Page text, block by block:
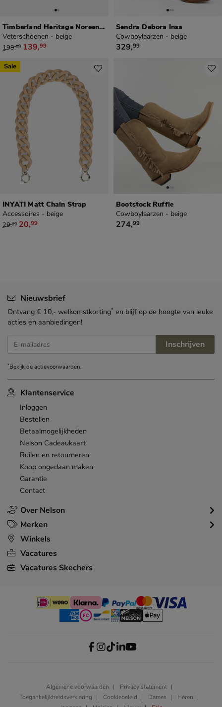
Timberland Heritage Noreen 3-Eye Lug
Veterschoenen - beige
van € 199,99 voor € 139,99
199,99 139,99
Sendra Debora Insa
Cowboylaarzen - beige
€ 329,99
329,99
INYATI Matt Chain Strap
Accessoires - beige
van € 29,99 voor € 20,99
29,99 20,99
Sale
Bootstock Ruffle
Cowboylaarzen - beige
€ 274,99
274,99
Over Nelson
Klantenservice
Inloggen
Bestellen
Betaalmogelijkheden
Nelson Cadeaukaart
Ruilen en retourneren
Koop ongedaan maken
Garantie
Contact
Merken
Winkels
Vacatures
Vacatures Skechers
Nieuwsbrief
Ontvang € 10,- welkomstkorting* en blijf op de hoogte van leuke
acties en aanbiedingen!
E-mailadres Inschrijven
*Bekijk deactievoorwaarden.
Algemene voorwaarden
Privacy statement
Toegankelijkheidsverklaring
Cookiebeleid Dames
Heren